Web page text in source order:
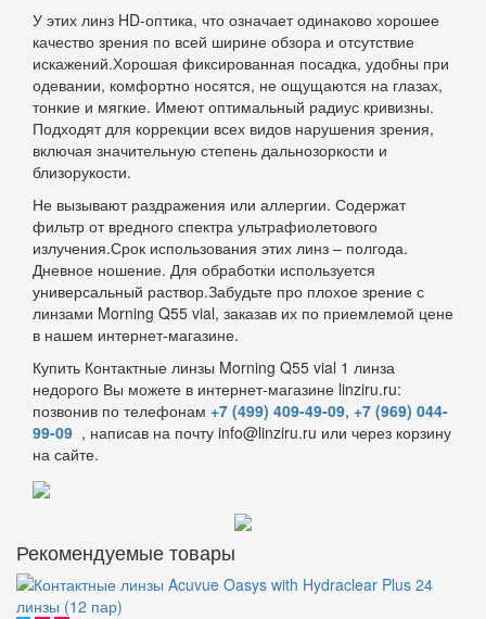
У этих линз HD-оптика, что означает одинаково хорошее
качество зрения по всей ширине обзора и отсутствие
искажений.Хорошая фиксированная посадка, удобны при
одевании, комфортно носятся, не ощущаются на глазах,
тонкие и мягкие. Имеют оптимальный радиус кривизны.
Подходят для коррекции всех видов нарушения зрения,
включая значительную степень дальнозоркости и
близорукости.
Не вызывают раздражения или аллергии. Содержат
фильтр от вредного спектра ультрафиолетового
излучения.Срок использования этих линз – полгода.
Дневное ношение. Для обработки используется
универсальный раствор.Забудьте про плохое зрение с
линзами Morning Q55 vial, заказав их по приемлемой цене
в нашем интернет-магазине.
Купить Контактные линзы Morning Q55 vial 1 линза
недорого Вы можете в интернет-магазине linziru.ru:
позвонив по телефонам +7 (499) 409-49-09, +7 (969) 044-
99-09 , написав на почту info@linziru.ru или через корзину
на сайте.
Рекомендуемые товары